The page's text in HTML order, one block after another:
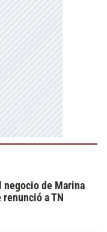
negocio de Marina
a TN